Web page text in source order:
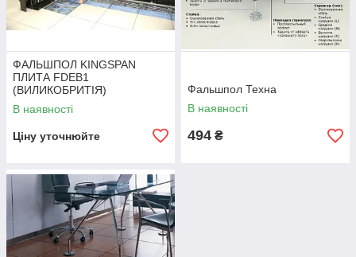
ФАЛЬШПОЛ KINGSPAN
ПЛИТА FDEB1
(ВИЛИКОБРИТІЯ)
В наявності
Ціну уточнюйте
Фальшпол Техна
В наявності
494 ₴